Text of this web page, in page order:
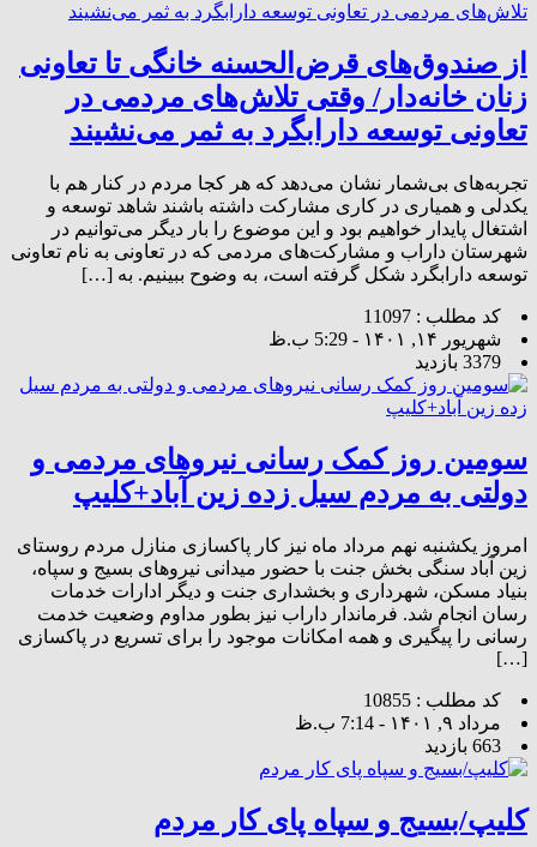
از صندوق‌های قرض‌الحسنه خانگی تا تعاونی
زنان خانه‌دار/ وقتی تلاش‌های مردمی در
تعاونی توسعه دارابگرد به ثمر می‌نشیند
تجربه‌های بی‌شمار نشان می‌دهد که هر کجا مردم در کنار هم با
یکدلی و همیاری در کاری مشارکت داشته باشند شاهد توسعه و
اشتغال پایدار خواهیم بود و این موضوع را بار دیگر می‌توانیم در
شهرستان داراب و مشارکت‌های مردمی که در تعاونی به نام تعاونی
توسعه دارابگرد شکل گرفته است، به وضوح ببینیم. به […]
کد مطلب : 11097
شهریور ۱۴, ۱۴۰۱ - 5:29 ب.ظ
3379 بازدید
سومین روز کمک رسانی نیروهای مردمی و
دولتی به مردم سیل زده زین آباد+کلیپ
امروز یکشنبه نهم مرداد ماه نیز کار پاکسازی منازل مردم روستای
زین آباد سنگی بخش جنت با حضور میدانی نیروهای بسیج و سپاه،
بنیاد مسکن، شهرداری و بخشداری جنت و دیگر ادارات خدمات
رسان انجام شد. فرماندار داراب نیز بطور مداوم وضعیت خدمت
رسانی را پیگیری و همه امکانات موجود را برای تسریع در پاکسازی
[…]
کد مطلب : 10855
مرداد ۹, ۱۴۰۱ - 7:14 ب.ظ
663 بازدید
کلیپ/بسیج و سپاه پای کار مردم